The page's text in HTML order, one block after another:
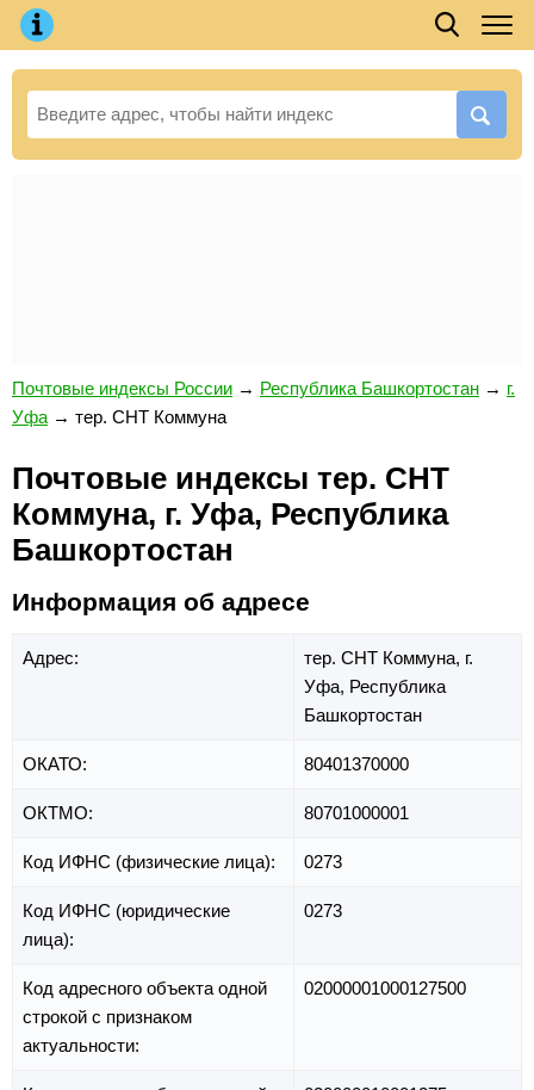
Почтовые индексы России → Республика Башкортостан → г.
Уфа → тер. СНТ Коммуна
Почтовые индексы тер. СНТ
Коммуна, г. Уфа, Республика
Башкортостан
Информация об адресе
Адрес: тер. СНТ Коммуна, г.
Уфа, Республика
Башкортостан
ОКАТО: 80401370000
ОКТМО: 80701000001
Код ИФНС (физические лица): 0273
Код ИФНС (юридические
лица):
0273
Код адресного объекта одной
строкой с признаком
актуальности:
02000001000127500